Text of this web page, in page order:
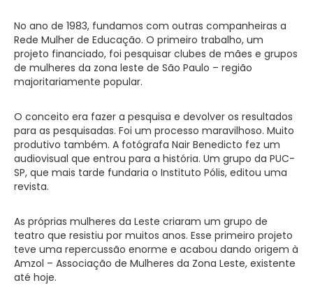
No ano de 1983, fundamos com outras companheiras a
Rede Mulher de Educação. O primeiro trabalho, um
projeto financiado, foi pesquisar clubes de mães e grupos
de mulheres da zona leste de São Paulo – região
majoritariamente popular.
O conceito era fazer a pesquisa e devolver os resultados
para as pesquisadas. Foi um processo maravilhoso. Muito
produtivo também. A fotógrafa Nair Benedicto fez um
audiovisual que entrou para a história. Um grupo da PUC-
SP, que mais tarde fundaria o Instituto Pólis, editou uma
revista.
As próprias mulheres da Leste criaram um grupo de
teatro que resistiu por muitos anos. Esse primeiro projeto
teve uma repercussão enorme e acabou dando origem à
Amzol – Associação de Mulheres da Zona Leste, existente
até hoje.